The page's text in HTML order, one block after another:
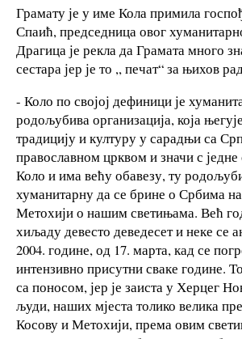
Грамату је у име Кола примила
Спаић, председница овог
Драгица је рекла да Грамата много
сестара јер је то ,, печат“ за њихов
- Коло по својој дефиници је
родољубива организација, која
традицију и културу у сарадњи са
православном црквом и значи с
Коло и има већу обавезу, ту
хуманитарну да се брине о Србима
Метохији о нашим светињама. Већ
хиљаду девесто деведесет и неке се
2004. године, од 17. марта, кад се
интензивно присутни сваке године.
са поносом, јер је заиста у Херцег
људи, наших мјеста толико велика
Косову и Метохији, према овим